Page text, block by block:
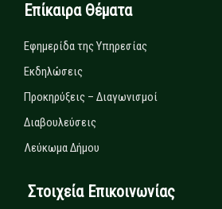
Επίκαιρα Θέματα
Εφημερίδα της Υπηρεσίας
Εκδηλώσεις
Προκηρύξεις – Διαγωνισμοί
Διαβουλεύσεις
Λεύκωμα Δήμου
Στοιχεία Επικοινωνίας